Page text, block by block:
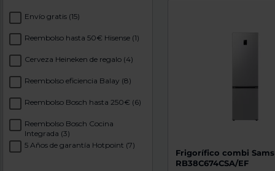
Envío gratis (15)
Reembolso hasta 50€ Hisense (1)
Cerveza Heineken de regalo (4)
Reembolso eficiencia Balay (8)
Reembolso Bosch hasta 250€ (6)
Reembolso Bosch Cocina
Integrada (3)
5 Años de garantía Hotpoint (7)
Frigorífico combi
RB38C674CSA/EF